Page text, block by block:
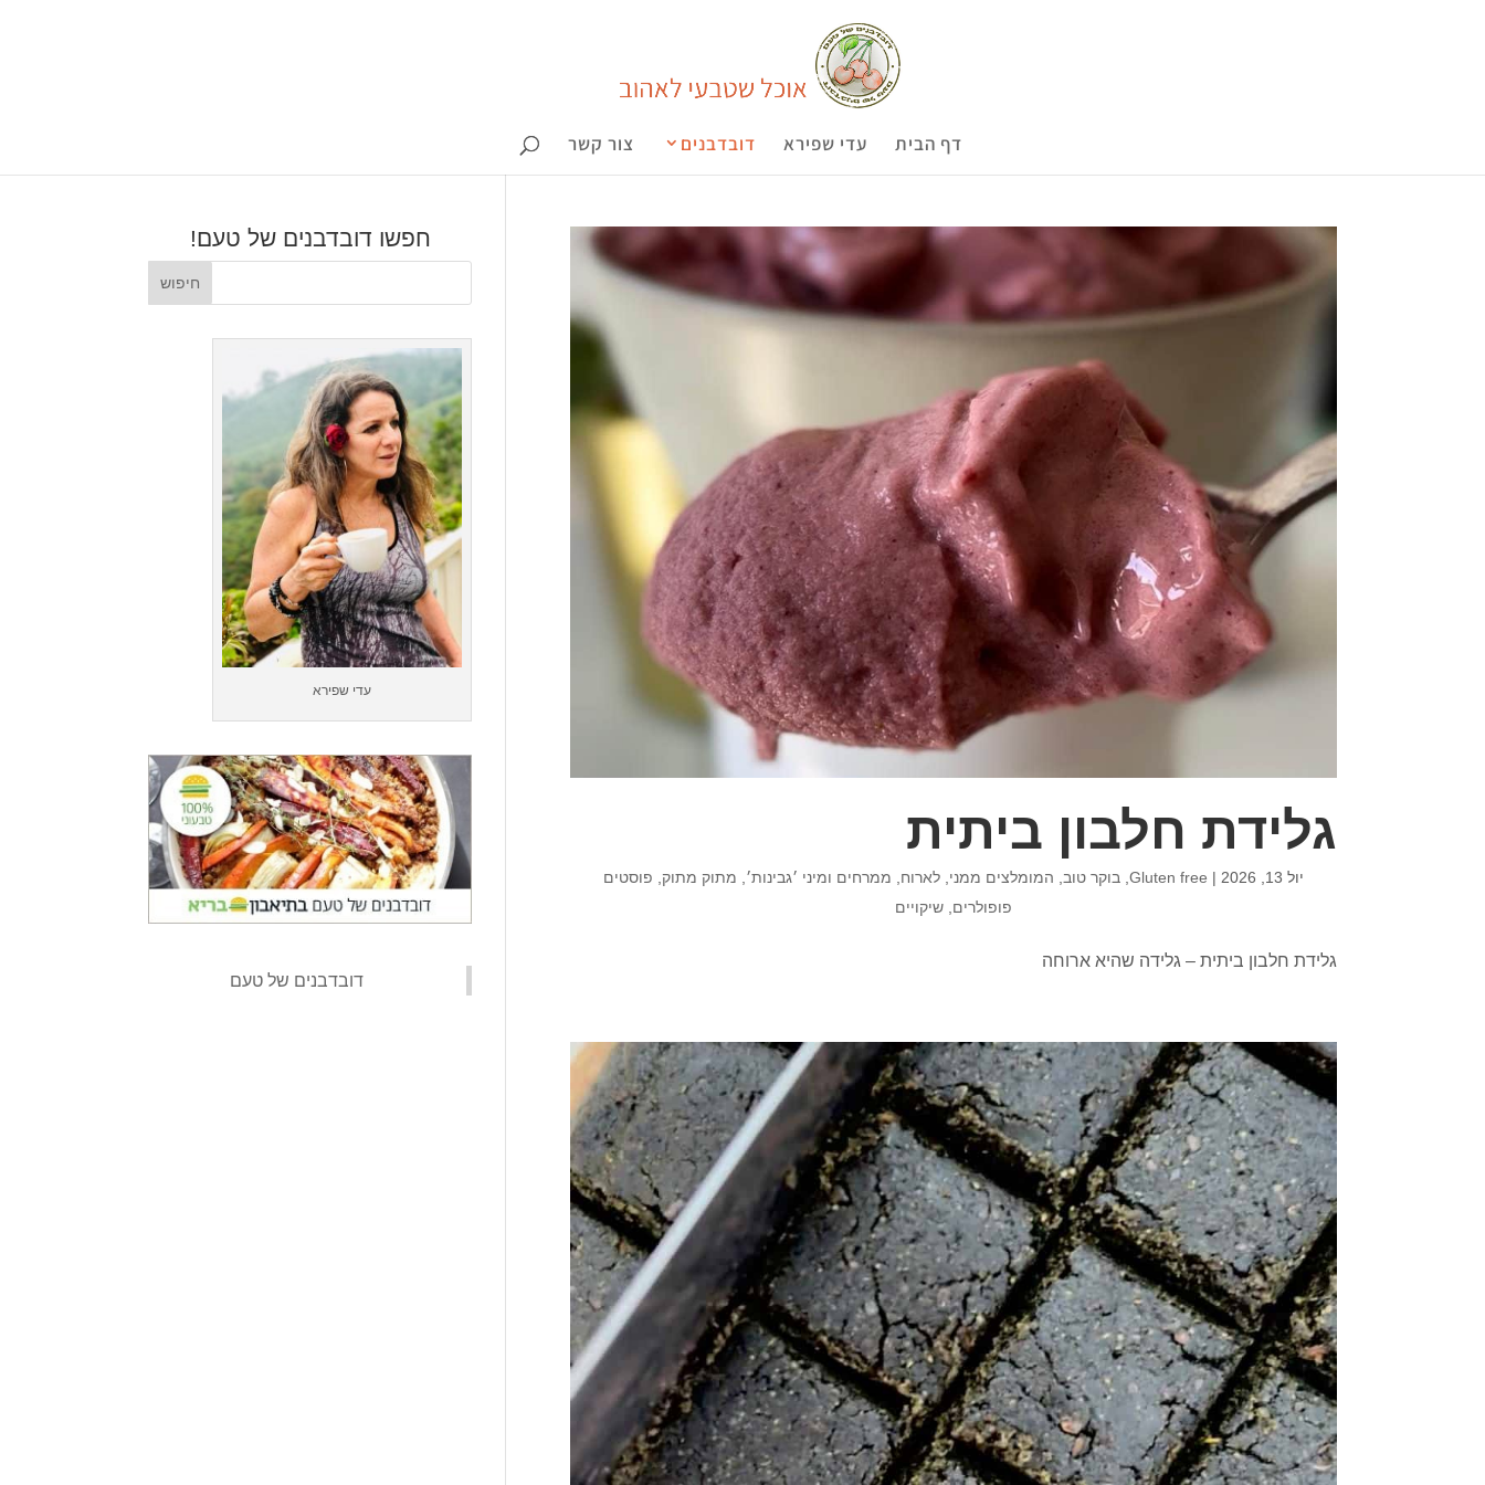
דף הבית עדי שפירא דובדבנים צור קשר
גלידת חלבון ביתית
יול 13, 2026 |
Gluten free בוקר טוב המומלצים ממני ,לארוח ממרחים ומיני ׳גבינות׳ מתוק מתוק פוסטים
פופולרים ,שיקויים
גלידת חלבון ביתית – גלידה שהיא ארוחה
חפשו דובדבנים של טעם!
עדי שפירא
‏דובדבנים של טעם‏